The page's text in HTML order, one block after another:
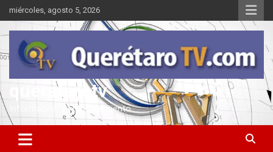
Saltar
al
contenido
miércoles, agosto 5, 2026
queretarotv
Información y entretenimiento